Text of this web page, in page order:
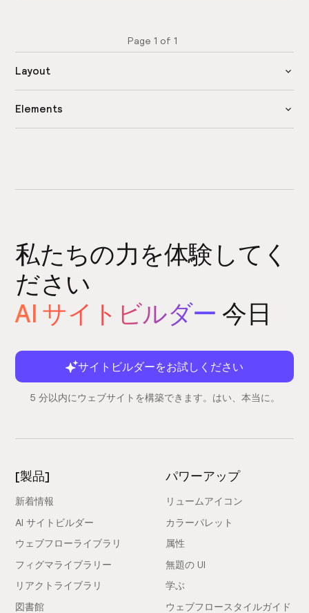
Page 1 of 1
Layout
Elements
私たちの力を体験してく
ださい
AI サイトビルダー 今日
サイトビルダーをお試しください
5 分以内にウェブサイトを構築できます。はい、本当に。
[製品]
新着情報
AI サイトビルダー
ウェブフローライブラリ
フィグマライブラリー
リアクトライブラリ
図書館
パワーアップ
リュームアイコン
カラーパレット
属性
無題の UI
学ぶ
ウェブフロースタイルガイド